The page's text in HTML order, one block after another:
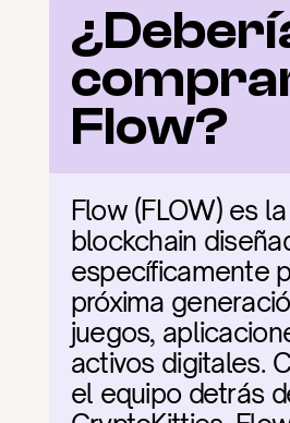
Flow?
Flow (FLOW) es la
blockchain
específicamente
próxima
juegos,
activos digitales.
el equipo detrás